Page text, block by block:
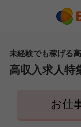
未経験でも稼げる
高収入求人特
お仕